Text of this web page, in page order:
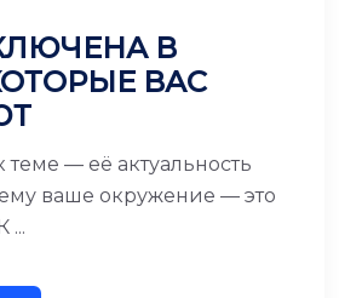
В
ВАС
— её актуальность
ваше окружение — это
...